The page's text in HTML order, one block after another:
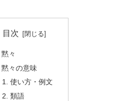
目次
黙々
黙々の意味
使い方・例文
類語